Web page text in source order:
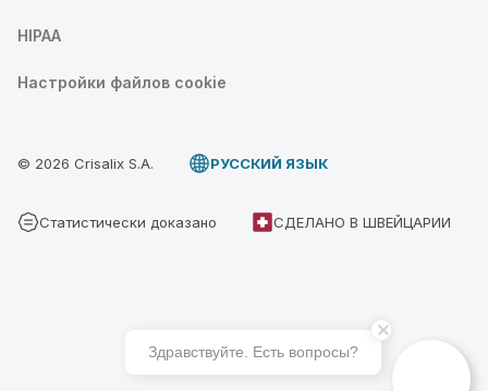
HIPAA
Настройки файлов cookie
© 2026 Crisalix S.A. PУССКИЙ ЯЗЫК
Статистически доказано СДЕЛАНО В ШВЕЙЦАРИИ
Здравствуйте. Есть вопросы?